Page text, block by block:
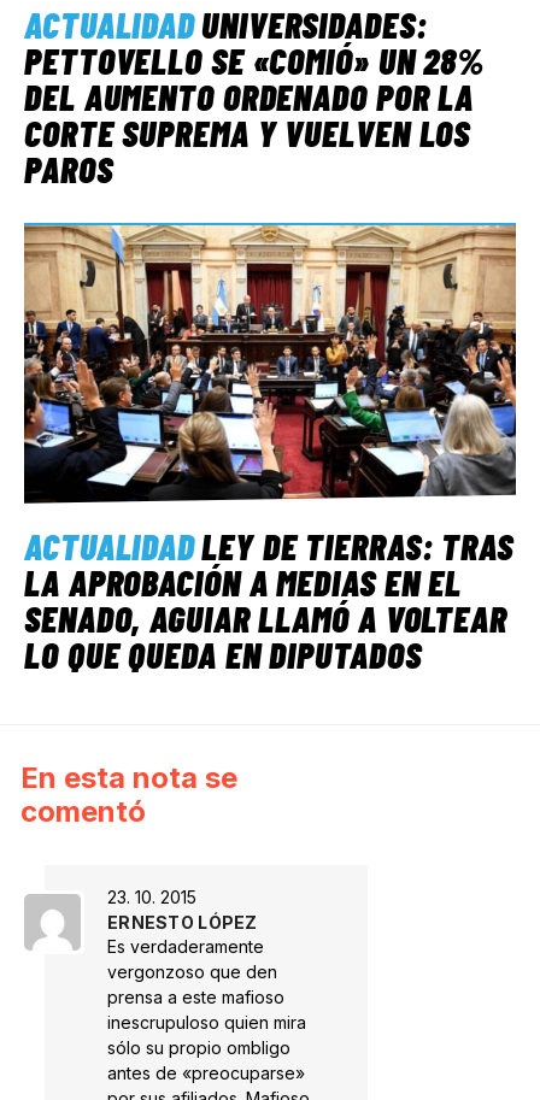
ACTUALIDADUNIVERSIDADES:
PETTOVELLO SE «COMIÓ» UN 28%
DEL AUMENTO ORDENADO POR LA
CORTE SUPREMA Y VUELVEN LOS
PAROS
ACTUALIDADLEY DE TIERRAS: TRAS
LA APROBACIÓN A MEDIAS EN EL
SENADO, AGUIAR LLAMÓ A VOLTEAR
LO QUE QUEDA EN DIPUTADOS
En esta nota se
comentó
23. 10. 2015
ERNESTO LÓPEZ
Es verdaderamente
vergonzoso que den
prensa a este mafioso
inescrupuloso quien mira
sólo su propio ombligo
antes de «preocuparse»